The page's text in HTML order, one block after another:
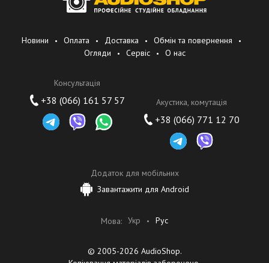
Новини Оплата Доставка
Обмін та повернення
Огляди
Сервіс О нас
Консультація
+38 (066) 161 57 57 Акустика, комутація
+38 (066) 771 12 70
Додаток для мобільних
Завантажити для Android
Мова: Укр Рус
© 2005-2026 AudioShop.